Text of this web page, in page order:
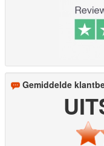
Gemiddelde